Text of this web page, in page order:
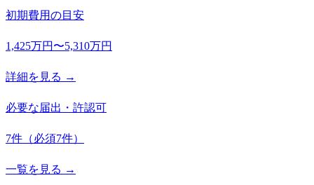
初期費用の目安
1,425万円〜5,310万円
詳細を見る →
必要な届出・許認可
7件 （必須7件）
一覧を見る →